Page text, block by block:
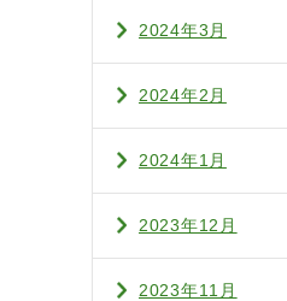
2024年3月
2024年2月
2024年1月
2023年12月
2023年11月